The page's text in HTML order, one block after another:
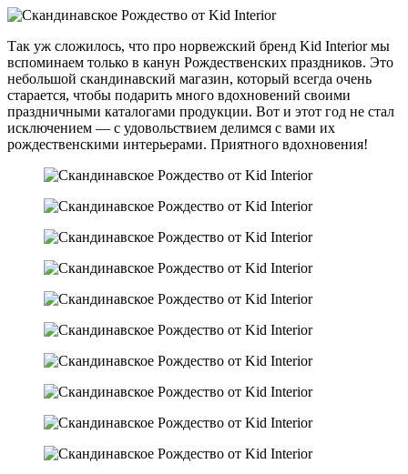
Так уж сложилось, что про норвежский бренд Kid Interior мы
вспоминаем только в канун Рождественских праздников. Это
небольшой скандинавский магазин, который всегда очень
старается, чтобы подарить много вдохновений своими
праздничными каталогами продукции. Вот и этот год не стал
исключением — с удовольствием делимся с вами их
рождественскими интерьерами. Приятного вдохновения!